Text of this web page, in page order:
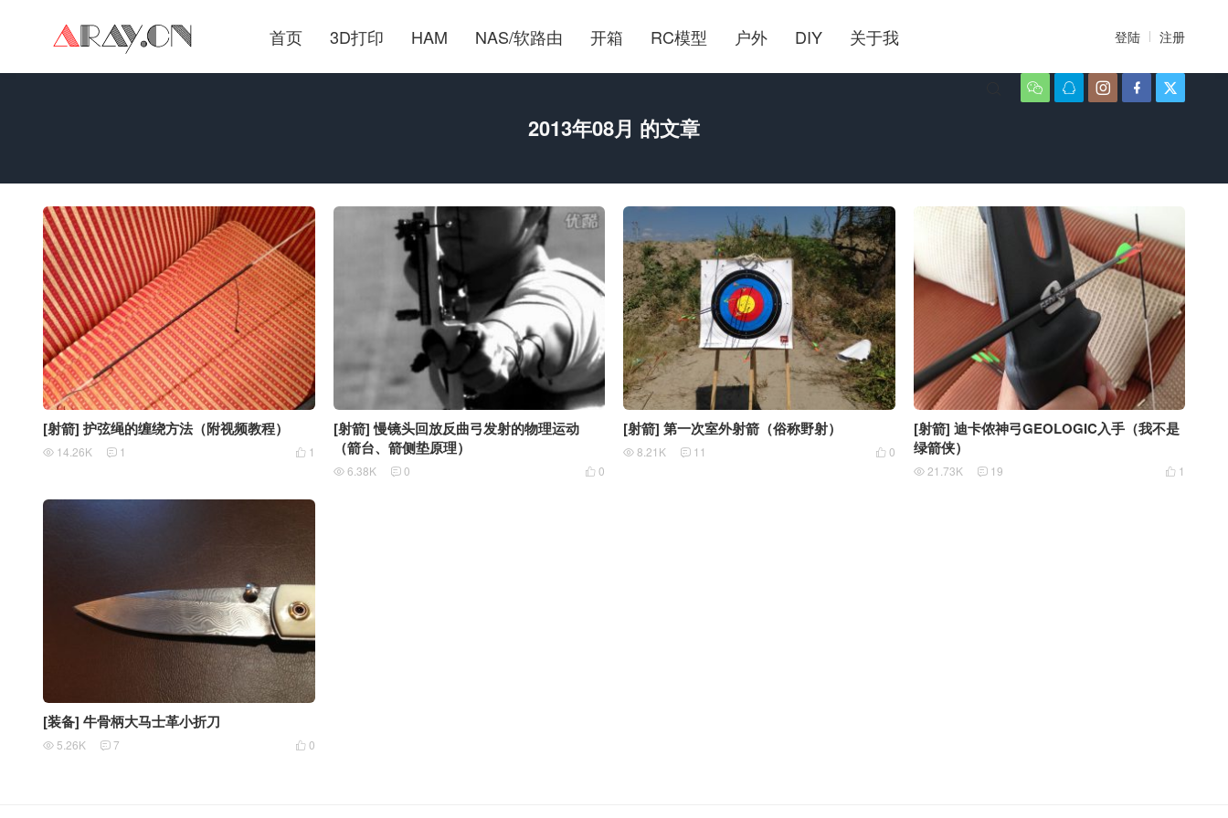
首页 3D打印 HAM NAS/软路由 开箱 RC模型 户外 DIY 关于我 登陆 注册
    
2013年08月 的文章
[射箭] 护弦绳的缠绕方法（附视频教程）
 1
 14.26K  1
[射箭] 慢镜头回放反曲弓发射的物理运动
（箭台、箭侧垫原理）
 0
 6.38K  0
[射箭] 第一次室外射箭（俗称野射）
 0
 8.21K  11
[射箭] 迪卡侬神弓GEOLOGIC入手（我不是
绿箭侠）
 1
 21.73K  19
[装备] 牛骨柄大马士革小折刀
 0
 5.26K  7